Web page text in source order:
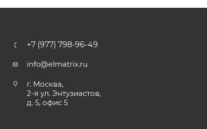
+7 (977) 798-96-49
info@elmatrix.ru
г. Москва,
2-я ул. Энтузиастов,
д. 5, офис 5